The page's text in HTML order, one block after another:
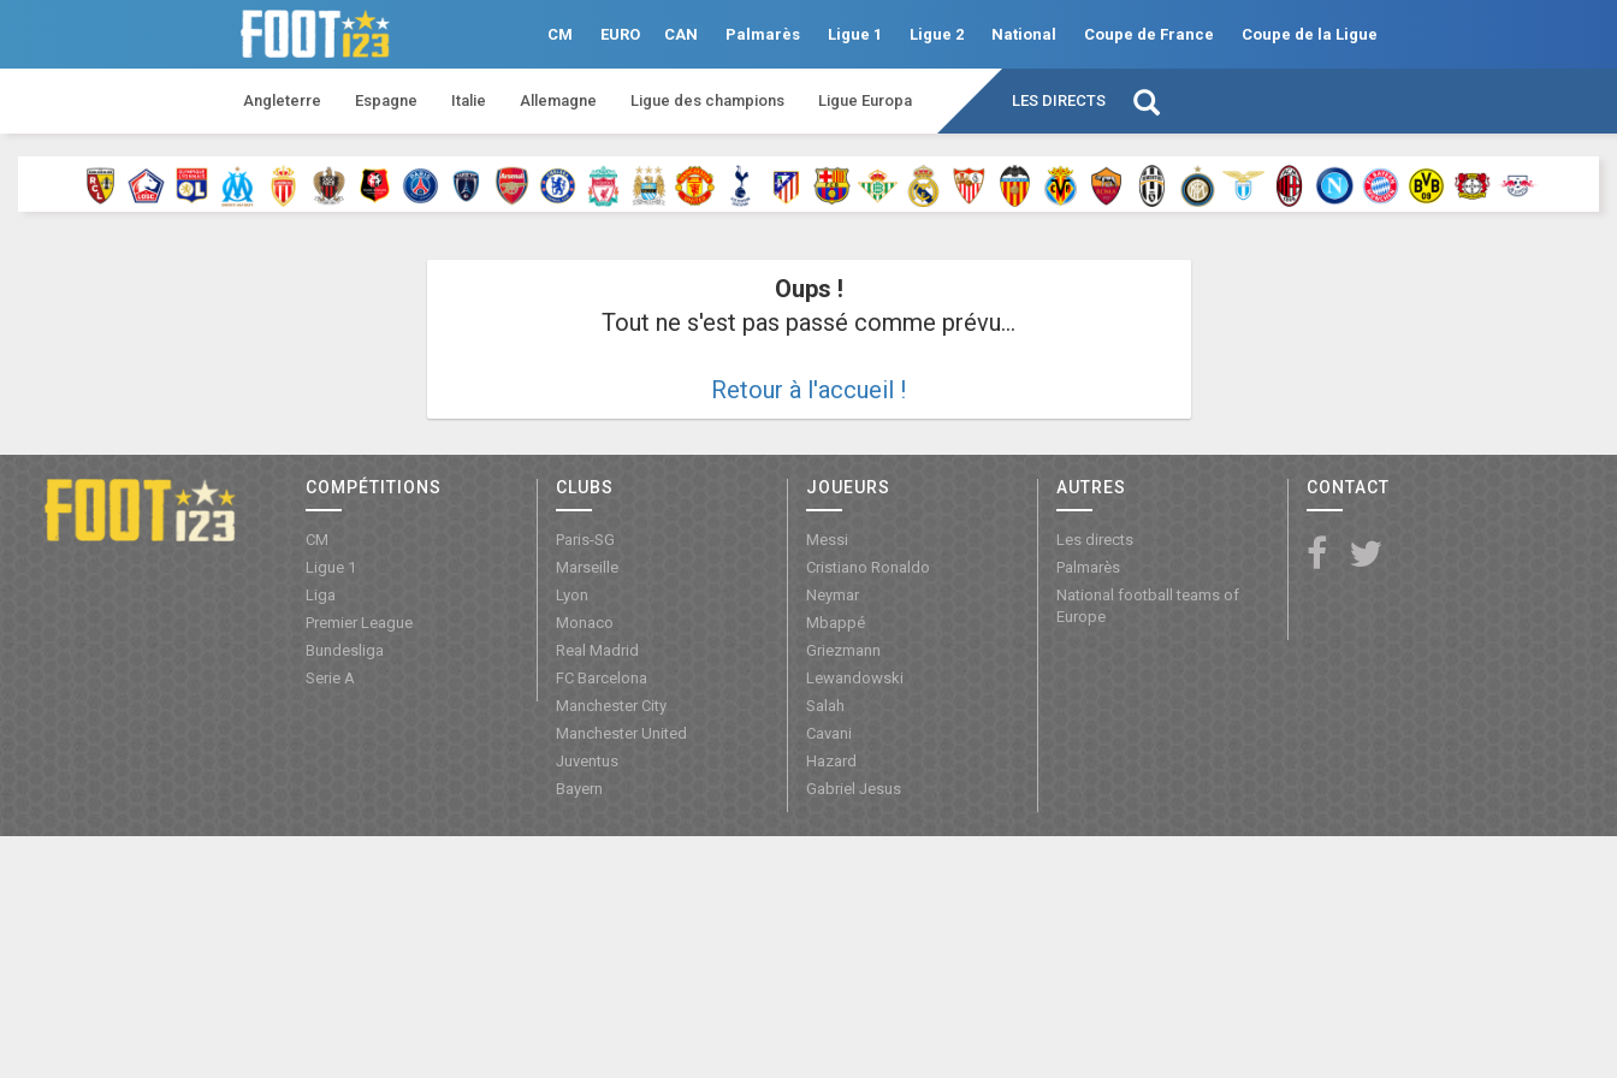
CM EURO CAN Palmarès Ligue 1 Ligue 2 National Coupe de France Coupe de la Ligue
Angleterre Espagne Italie Allemagne Ligue des champions Ligue Europa LES DIRECTS
Oups !
Tout ne s'est pas passé comme prévu...
Retour à l'accueil !
COMPÉTITIONS
CM
Ligue 1
Liga
Premier League
Bundesliga
Serie A
CLUBS
Paris-SG
Marseille
Lyon
Monaco
Real Madrid
FC Barcelona
Manchester City
Manchester United
Juventus
Bayern
JOUEURS
Messi
Cristiano Ronaldo
Neymar
Mbappé
Griezmann
Lewandowski
Salah
Cavani
Hazard
Gabriel Jesus
AUTRES
Les directs
Palmarès
National football teams of
Europe
CONTACT